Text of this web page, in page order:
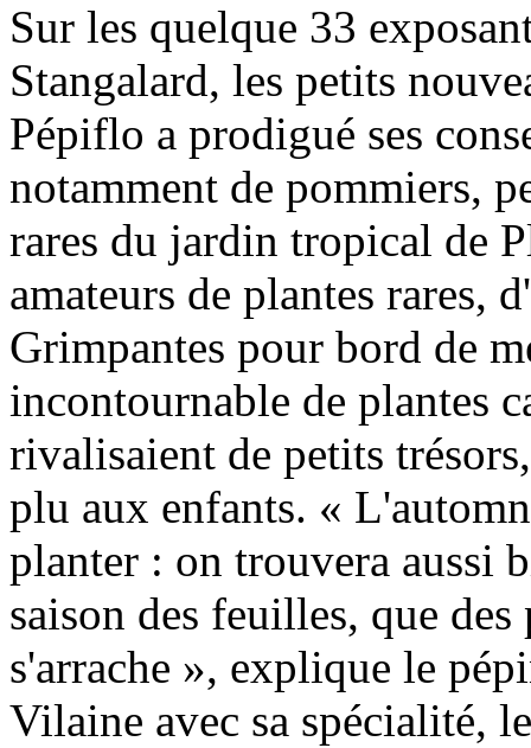
Sur les quelque 33
Stangalard, les petits
Pépiflo a prodigué ses
notamment de pommiers,
rares du jardin tropical de
amateurs de plantes rares,
Grimpantes pour bord de
incontournable de plantes
rivalisaient de petits
plu aux enfants. «
planter : on trouvera aussi
saison des feuilles, que
s'arrache », explique le
Vilaine avec sa spécialité,